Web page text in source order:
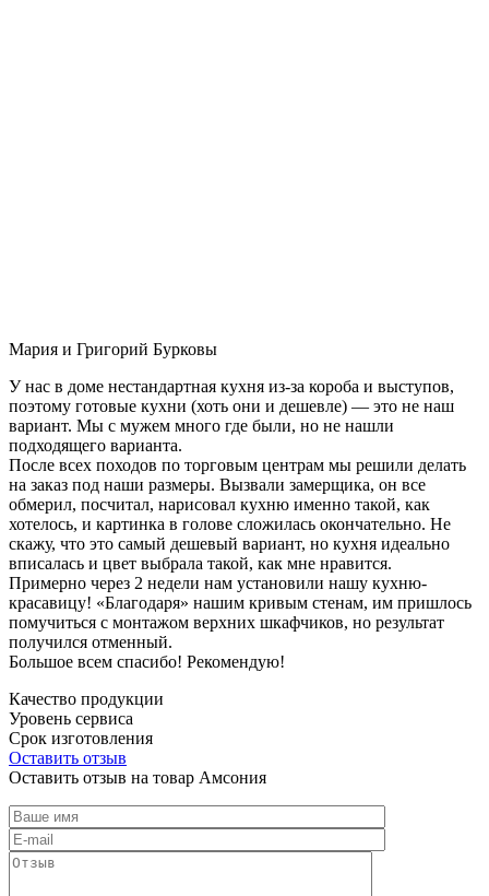
Мария и Григорий Бурковы
У нас в доме нестандартная кухня из-за короба и выступов,
поэтому готовые кухни (хоть они и дешевле) — это не наш
вариант. Мы с мужем много где были, но не нашли
подходящего варианта.
После всех походов по торговым центрам мы решили делать
на заказ под наши размеры. Вызвали замерщика, он все
обмерил, посчитал, нарисовал кухню именно такой, как
хотелось, и картинка в голове сложилась окончательно. Не
скажу, что это самый дешевый вариант, но кухня идеально
вписалась и цвет выбрала такой, как мне нравится.
Примерно через 2 недели нам установили нашу кухню-
красавицу! «Благодаря» нашим кривым стенам, им пришлось
помучиться с монтажом верхних шкафчиков, но результат
получился отменный.
Большое всем спасибо! Рекомендую!
Качество продукции
Уровень сервиса
Срок изготовления
Оставить отзыв
Оставить отзыв на товар Амсония